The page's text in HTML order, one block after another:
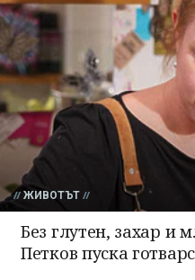
ЖИВОТЪТ
Без глутен, захар и
Петков пуска